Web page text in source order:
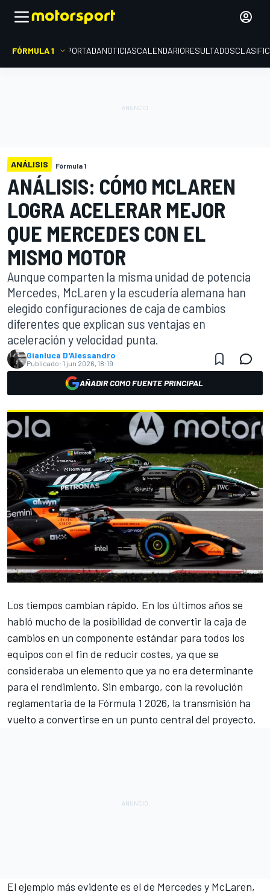
FÓRMULA 1 PORTADANOTICIASCALENDARIORESULTADOS
ANÁLISIS Fórmula 1
ANÁLISIS: CÓMO MCLAREN
LOGRA ACELERAR MEJOR
QUE MERCEDES CON EL
MISMO MOTOR
Aunque comparten la misma unidad de potencia
Mercedes, McLaren y la escudería alemana han
elegido configuraciones de caja de cambios
diferentes que explican sus ventajas en
aceleración y velocidad punta.
Gianluca D'Alessandro
Publicado: 1 jun 2026, 18:19
AÑADIR COMO FUENTE PRINCIPAL
Los tiempos cambian rápido. En los últimos años se
habló mucho de la posibilidad de convertir la caja de
cambios en un componente estándar para todos los
equipos con el fin de reducir costes, ya que se
consideraba un elemento que ya no era determinante
para el rendimiento. Sin embargo, con la revolución
reglamentaria de la Fórmula 1 2026, la transmisión ha
vuelto a convertirse en un punto central del proyecto.
El ejemplo más evidente es el de Mercedes y McLaren,